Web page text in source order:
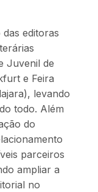
editoras
Juvenil de
e Feira
levando
todo. Além
do
parceiros
ampliar a
no